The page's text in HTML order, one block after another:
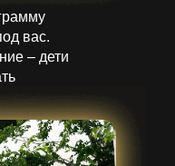
вас.
– дети